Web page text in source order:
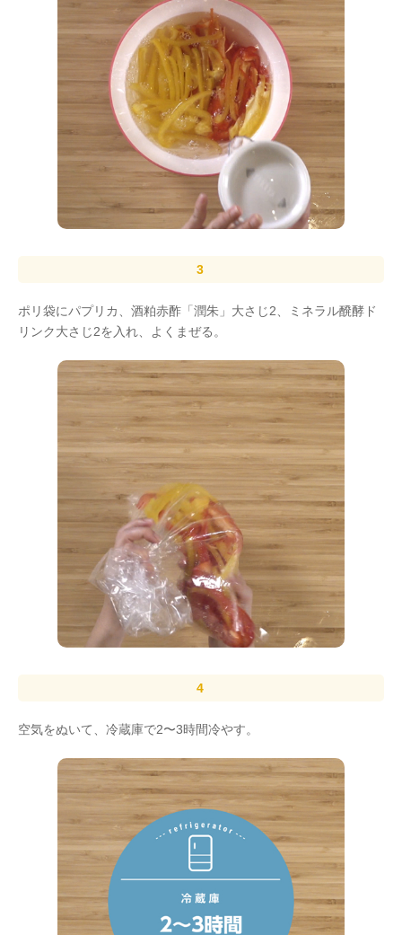
ポリ袋にパプリカ、酒粕赤酢「潤朱」大さじ2、ミネラル醗酵ド
リンク大さじ2を入れ、よくまぜる。
空気をぬいて、冷蔵庫で2〜3時間冷やす。